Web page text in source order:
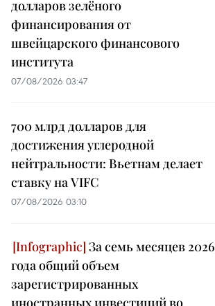
долларов зелёного
финансирования от
швейцарского финансового
института
07/08/2026 03:47
700 млрд долларов для
достижения углеродной
нейтральности: Вьетнам делает
ставку на VIFC
07/08/2026 03:10
За семь месяцев 2026
года общий объем
зарегистрированных